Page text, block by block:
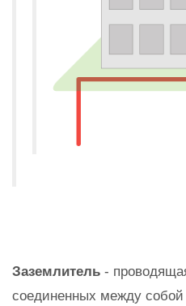
Заземлитель -
соединенных между